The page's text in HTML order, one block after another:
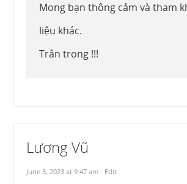
Mong bạn thông cảm và tham
liệu khác.
Trân trọng !!!
Lương Vũ
June 3, 2023 at 9:47 am · Edit